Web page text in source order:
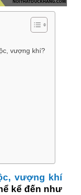
vượng khí?
vượng khí
kể đến như